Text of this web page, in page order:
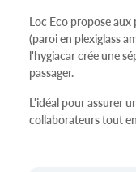
Loc Eco propose
(paroi en plexiglass
l'hygiacar crée une
passager.
L'idéal pour assurer
collaborateurs tout